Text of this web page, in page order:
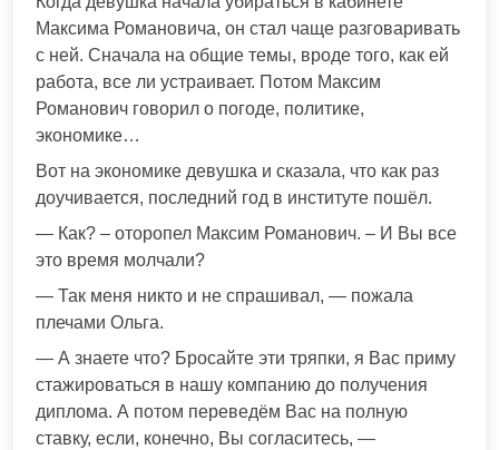
Максима Романовича, он стал чаще разговаривать
с ней. Сначала на общие темы, вроде того, как ей
работа, все ли устраивает. Потом Максим
Романович говорил о погоде, политике,
экономике…
Вот на экономике девушка и сказала, что как раз
доучивается, последний год в институте пошёл.
— Как? – оторопел Максим Романович. – И Вы все
это время молчали?
— Так меня никто и не спрашивал, — пожала
плечами Ольга.
— А знаете что? Бросайте эти тряпки, я Вас приму
стажироваться в нашу компанию до получения
диплома. А потом переведём Вас на полную
ставку, если, конечно, Вы согласитесь, —